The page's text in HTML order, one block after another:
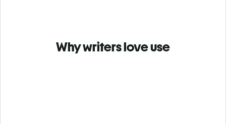
Why writers love use